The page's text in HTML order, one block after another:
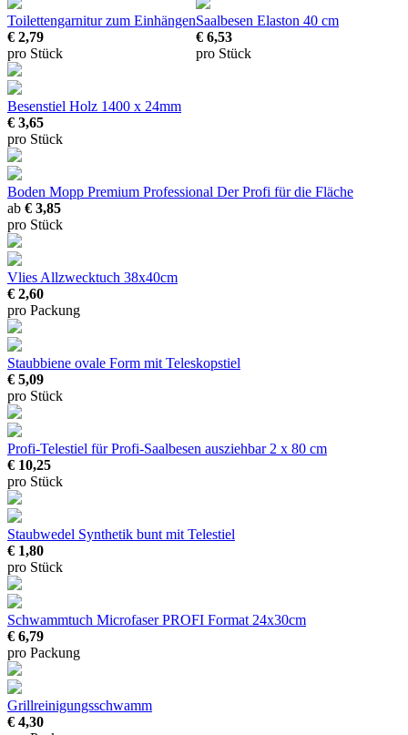
Toilettengarniturzum Einhängen
€ 2,79
pro Stück
Saalbesen Elaston 40 cm
€ 6,53
pro Stück
Besenstiel Holz 1400 x 24mm
€ 3,65
pro Stück
Boden Mopp Premium Professional Der Profi für die Fläche
ab € 3,85
pro Stück
Vlies Allzwecktuch 38x40cm
€ 2,60
pro Packung
Staubbiene ovale Form mit Teleskopstiel
€ 5,09
pro Stück
Profi-Telestiel für Profi-Saalbesen ausziehbar 2 x 80 cm
€ 10,25
pro Stück
Staubwedel Synthetik bunt mit Telestiel
€ 1,80
pro Stück
Schwammtuch Microfaser PROFI Format 24x30cm
€ 6,79
pro Packung
Grillreinigungsschwamm
€ 4,30